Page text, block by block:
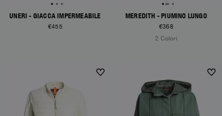
UNERI - GIACCA IMPERMEABILE
€455
MEREDITH - PIUMINO LUNGO
€368
2 Colori